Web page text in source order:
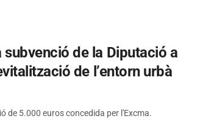
subvenció de la Diputació a
de l’entorn urbà
de 5.000 euros concedida per l'Excma.